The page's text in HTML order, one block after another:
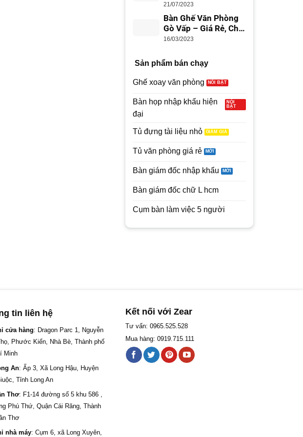
Giá Rẻ, Uy Tín
21/07/2023
Bàn Ghế Văn Phòng
Gò Vấp – Giá Rẻ, Chất
Lượng
16/03/2023
Sản phẩm bán chạy
Ghế xoay văn phòng
Bàn họp nhập khẩu hiện
đại
Tủ đựng tài liệu nhỏ
Tủ văn phòng giá rẻ
Bàn giám đốc nhập khẩu
Bàn giám đốc chữ L hcm
Cụm bàn làm việc 5 người
tin liên hệ
cửa hàng: Dragon Parc 1, Nguyễn
Phước Kiển, Nhà Bè, Thành phố
Minh
An: Ấp 3, Xã Long Hậu, Huyện
Tỉnh Long An
Thơ: F1-14 đường số 5 khu 586 ,
Phú Thứ, Quận Cái Răng, Thành
Thơ
nhà máy: Cụm 6, xã Long Xuyên,
Kết nối với Zear
Tư vấn: 0965.525.528
Mua hàng: 0919.715.111